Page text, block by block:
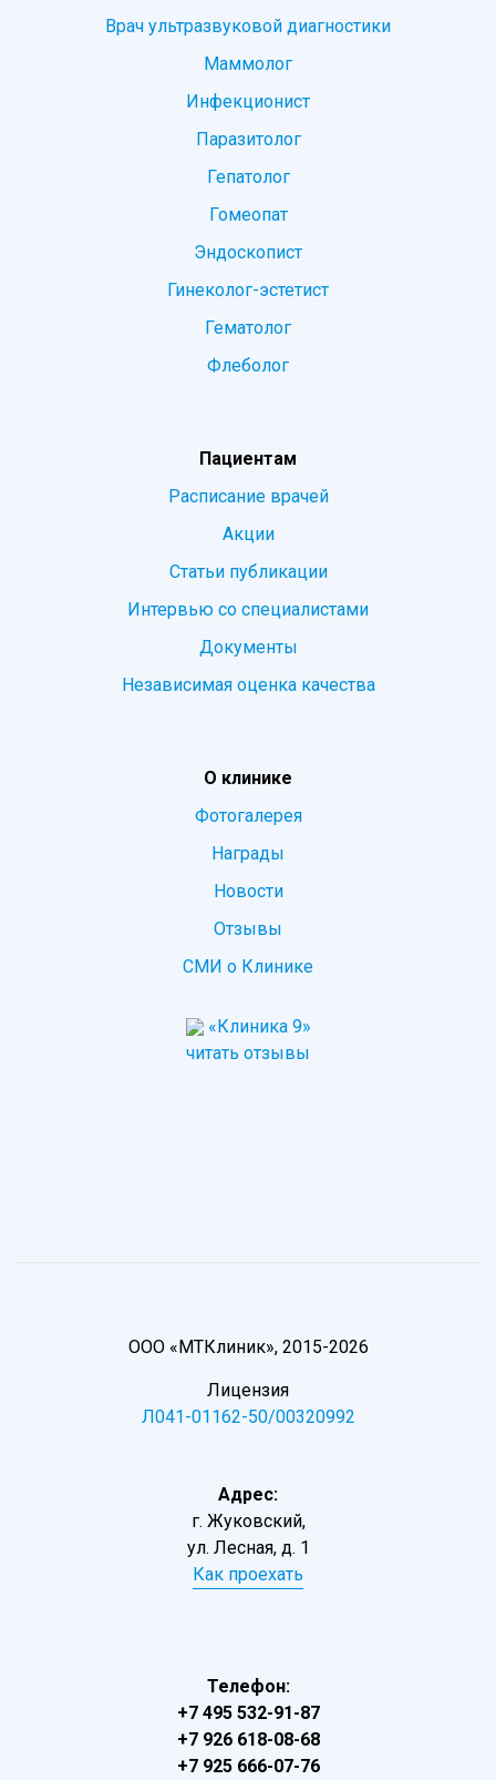
Врач ультразвуковой диагностики
Маммолог
Инфекционист
Паразитолог
Гепатолог
Гомеопат
Эндоскопист
Гинеколог-эстетист
Гематолог
Флеболог
Пациентам
Расписание врачей
Акции
Статьи публикации
Интервью со специалистами
Документы
Независимая оценка качества
О клинике
Фотогалерея
Награды
Новости
Отзывы
СМИ о Клинике
«Клиника 9»
читать отзывы
ООО «МТКлиник», 2015-2026
Лицензия
Л041-01162-50/00320992
Адрес:
г. Жуковский,
ул. Лесная, д. 1
Как проехать
Телефон:
+7 495 532-91-87
+7 926 618-08-68
+7 925 666-07-76